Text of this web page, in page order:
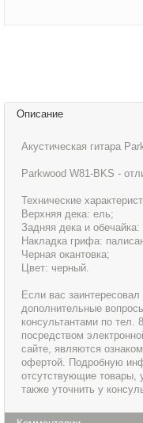
Описание
Акустическая гитара
Parkwood W81-BKS -
Технические
Верхняя дека: ель;
Задняя дека и обечайка:
Накладка грифа:
Черная окантовка;
Цвет: черный.
Если вас
дополнительные
консультантами по тел.
посредством
сайте, являются
офертой. Подробную
отсутствующие товары,
также уточнить у